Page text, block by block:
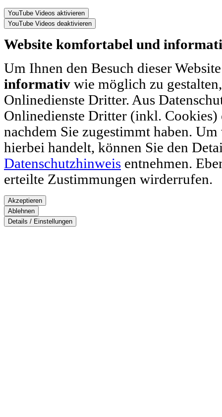
Website komfortabel und
Um Ihnen den Besuch dieser
informativ wie möglich zu
Onlinedienste Dritter. Aus
Onlinedienste Dritter (inkl. Cookies)
nachdem Sie zugestimmt haben.
hierbei handelt, können Sie den
Datenschutzhinweis entnehmen.
erteilte Zustimmungen wirderrufen.